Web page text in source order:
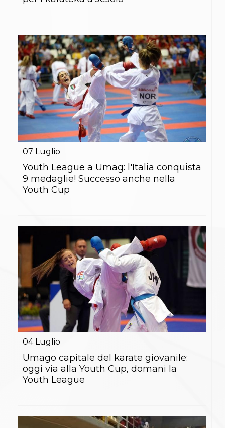
Difesa Personale MGA
La disciplina
News
Merchandising
Mappa del sito
Cerca
Contatti
News
Cookies Accept
Newsletter
Catalogo formativo
Corsi di Specializzazione
Corsi FIJLKAM-FISDIR
Corsi Preparatore Fisico
Edutraining class - Didattica infantile
Abilitazioni
Sportello Fiscale
News
Modulistica
FAQ
Quesiti fiscali
Sostenibilità
Documenti
07 Luglio
Youth League a Umag: l'Italia conquista
9 medaglie! Successo anche nella
Youth Cup
04 Luglio
Umago capitale del karate giovanile:
oggi via alla Youth Cup, domani la
Youth League